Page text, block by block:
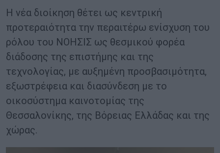
Η νέα διοίκηση θέτει ως κεντρική
προτεραιότητα την περαιτέρω ενίσχυση του
ρόλου του ΝΟΗΣΙΣ ως θεσμικού φορέα
διάδοσης της επιστήμης και της
τεχνολογίας, με αυξημένη προσβασιμότητα,
εξωστρέφεια και διασύνδεση με το
οικοσύστημα καινοτομίας της
Θεσσαλονίκης, της Βόρειας Ελλάδας και της
χώρας.